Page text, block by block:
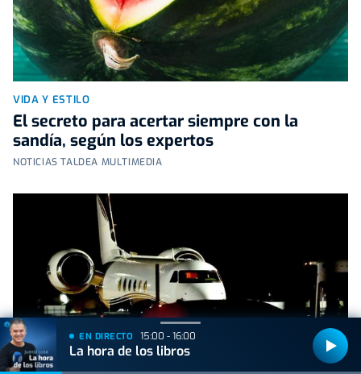
VIDA Y ESTILO
El secreto para acertar siempre con la
sandía, según los expertos
NOTICIAS TALDEA MULTIMEDIA
EN DIRECTO 15:00 - 16:00
La hora de los libros